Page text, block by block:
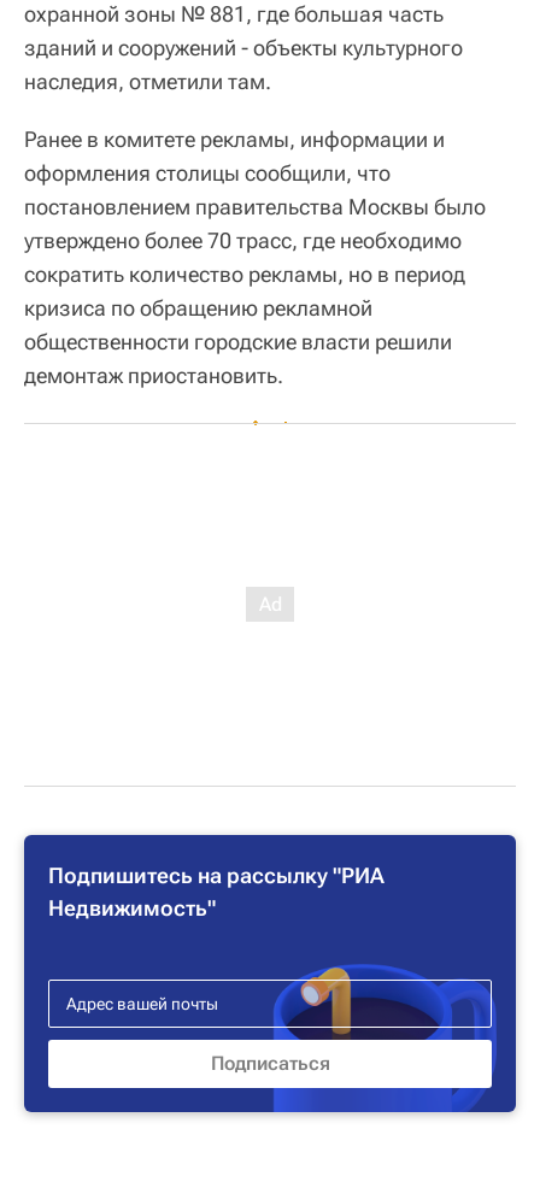
охранной зоны № 881, где большая часть
зданий и сооружений - объекты культурного
наследия, отметили там.
Ранее в комитете рекламы, информации и
оформления столицы сообщили, что
постановлением правительства Москвы было
утверждено более 70 трасс, где необходимо
сократить количество рекламы, но в период
кризиса по обращению рекламной
общественности городские власти решили
демонтаж приостановить.
Подпишитесь на рассылку "РИА
Недвижимость"